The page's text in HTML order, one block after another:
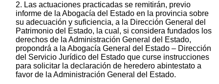
2. Las actuaciones practicadas se remitirán, previo
informe de la Abogacía del Estado en la provincia sobre
su adecuación y suficiencia, a la Dirección General del
Patrimonio del Estado, la cual, si considera fundados los
derechos de la Administración General del Estado,
propondrá a la Abogacía General del Estado – Dirección
del Servicio Jurídico del Estado que curse instrucciones
para solicitar la declaración de heredero abintestato a
favor de la Administración General del Estado.